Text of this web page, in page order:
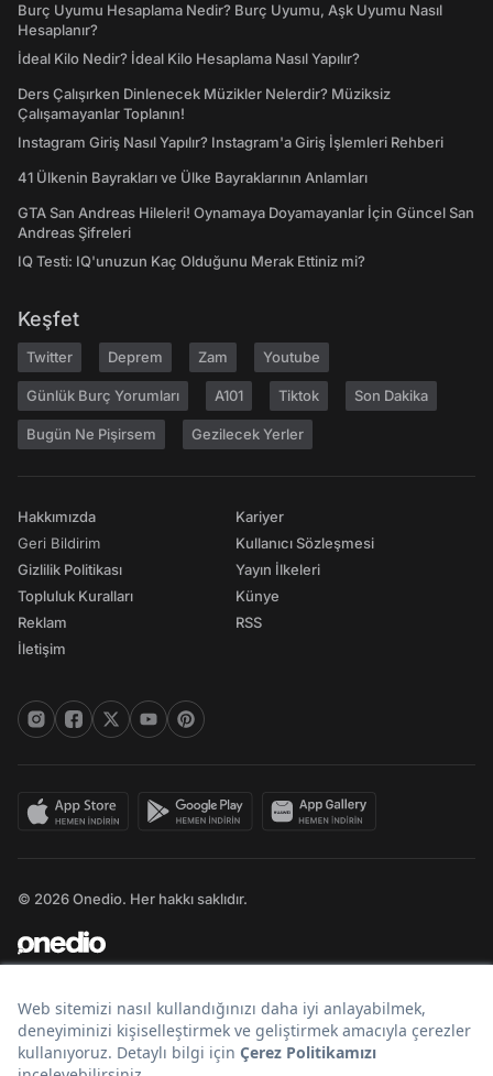
Burç Uyumu Hesaplama Nedir? Burç Uyumu, Aşk Uyumu Nasıl
Hesaplanır?
İdeal Kilo Nedir? İdeal Kilo Hesaplama Nasıl Yapılır?
Ders Çalışırken Dinlenecek Müzikler Nelerdir? Müziksiz
Çalışamayanlar Toplanın!
Instagram Giriş Nasıl Yapılır? Instagram'a Giriş İşlemleri Rehberi
41 Ülkenin Bayrakları ve Ülke Bayraklarının Anlamları
GTA San Andreas Hileleri! Oynamaya Doyamayanlar İçin Güncel San
Andreas Şifreleri
IQ Testi: IQ'unuzun Kaç Olduğunu Merak Ettiniz mi?
Keşfet
Twitter Deprem Zam Youtube
Günlük Burç Yorumları A101 Tiktok Son Dakika
Bugün Ne Pişirsem Gezilecek Yerler
Hakkımızda
Geri Bildirim
Gizlilik Politikası
Topluluk Kuralları
Reklam
İletişim
Kariyer
Kullanıcı Sözleşmesi
Yayın İlkeleri
Künye
RSS
© 2026 Onedio. Her hakkı saklıdır.
Bir markasıdır.